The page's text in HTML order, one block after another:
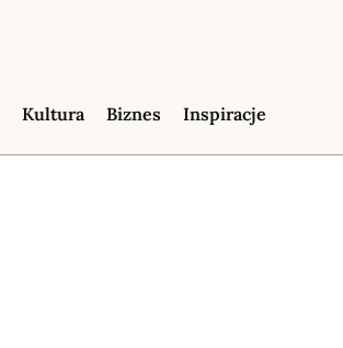
Kultura Biznes Inspiracje